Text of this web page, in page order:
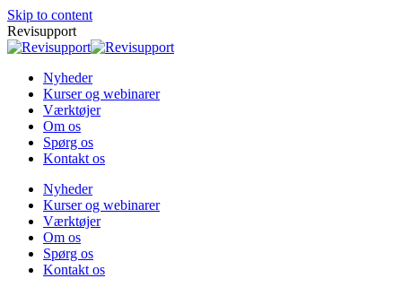
Skip to content
Revisupport
Nyheder
Kurser og webinarer
Værktøjer
Om os
Spørg os
Kontakt os
Nyheder
Kurser og webinarer
Værktøjer
Om os
Spørg os
Kontakt os